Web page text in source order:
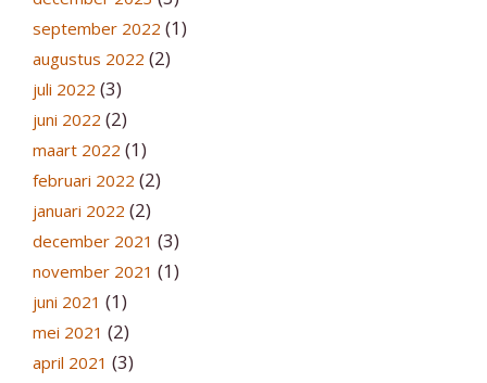
september 2022 (1)
augustus 2022 (2)
juli 2022 (3)
juni 2022 (2)
maart 2022 (1)
februari 2022 (2)
januari 2022 (2)
december 2021 (3)
november 2021 (1)
juni 2021 (1)
mei 2021 (2)
april 2021 (3)